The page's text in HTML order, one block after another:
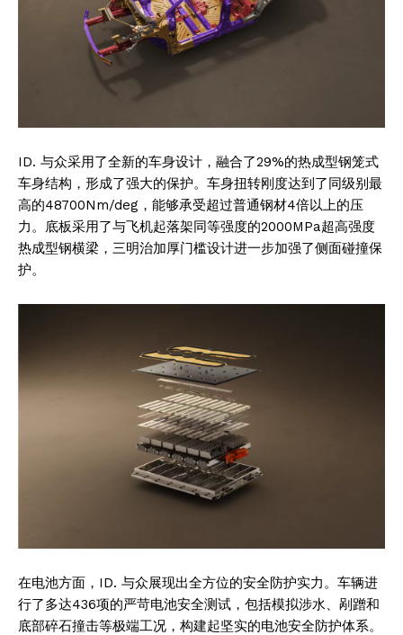
ID. 与众采用了全新的车身设计，融合了29%的热成型钢笼式
车身结构，形成了强大的保护。车身扭转刚度达到了同级别最
高的48700Nm/deg，能够承受超过普通钢材4倍以上的压
力。底板采用了与飞机起落架同等强度的2000MPa超高强度
热成型钢横梁，三明治加厚门槛设计进一步加强了侧面碰撞保
护。
在电池方面，ID. 与众展现出全方位的安全防护实力。车辆进
行了多达436项的严苛电池安全测试，包括模拟涉水、剐蹭和
底部碎石撞击等极端工况，构建起坚实的电池安全防护体系。